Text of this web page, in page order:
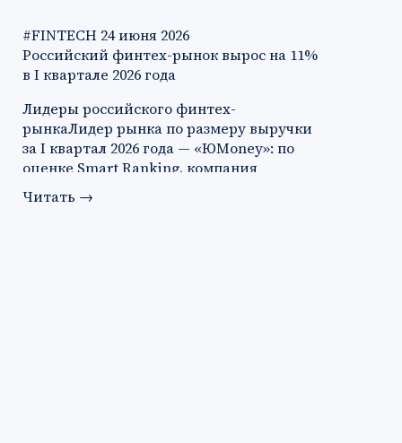
#FINTECH 24 июня 2026
Российский финтех-рынок вырос на 11%
в I квартале 2026 года
Лидеры российского финтех-
рынкаЛидер рынка по размеру выручки
за I квартал 2026 года — «ЮMoney»: по
оценке Smart Ranking, компания
заработа…
Читать →